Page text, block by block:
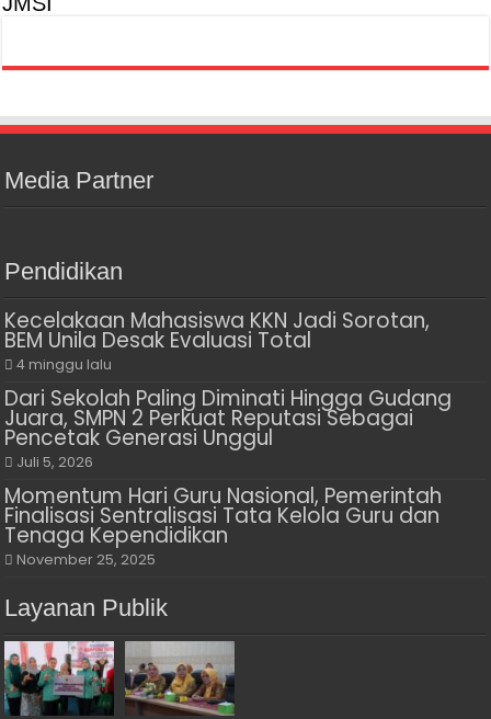
Media Partner
Pendidikan
Kecelakaan Mahasiswa KKN Jadi Sorotan,
BEM Unila Desak Evaluasi Total
4 minggu lalu
Dari Sekolah Paling Diminati Hingga Gudang
Juara, SMPN 2 Perkuat Reputasi Sebagai
Pencetak Generasi Unggul
Juli 5, 2026
Momentum Hari Guru Nasional, Pemerintah
Finalisasi Sentralisasi Tata Kelola Guru dan
Tenaga Kependidikan
November 25, 2025
Layanan Publik